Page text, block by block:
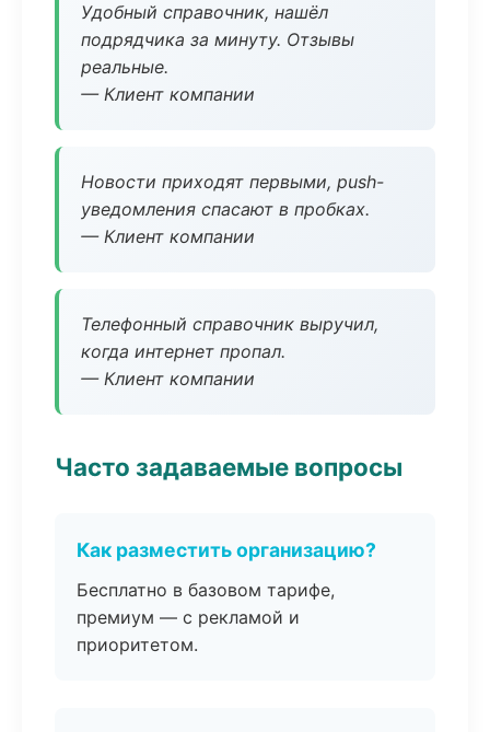
Удобный справочник, нашёл
подрядчика за минуту. Отзывы
реальные.
— Клиент компании
Новости приходят первыми, push-
уведомления спасают в пробках.
— Клиент компании
Телефонный справочник выручил,
когда интернет пропал.
— Клиент компании
Часто задаваемые вопросы
Как разместить организацию?
Бесплатно в базовом тарифе,
премиум — с рекламой и
приоритетом.